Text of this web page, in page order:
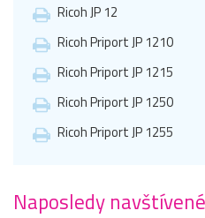
Ricoh JP 12
Ricoh Priport JP 1210
Ricoh Priport JP 1215
Ricoh Priport JP 1250
Ricoh Priport JP 1255
Naposledy